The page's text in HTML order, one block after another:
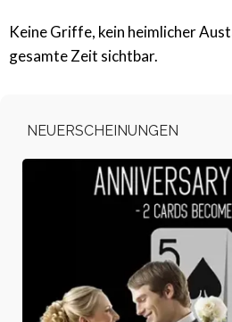
Keine Griffe, kein heimlicher
gesamte Zeit sichtbar.
NEUERSCHEINUNGEN